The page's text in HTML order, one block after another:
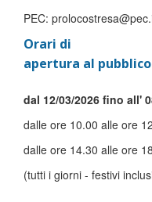
PEC:
Orari di
apertura al pubblico
dal 12/03/2026 fino all'
dalle ore 10.00 alle ore
dalle ore 14.30 alle ore
(tutti i giorni - festivi